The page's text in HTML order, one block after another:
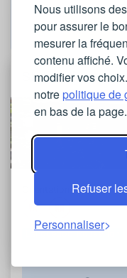
Nous utilisons
pour assurer le
mesurer la
contenu affiché.
modifier vos
notrepolitique de
en bas de la page.
Refuser
Personnaliser
Station
Orientations traitées
Languedoc-Roussillon